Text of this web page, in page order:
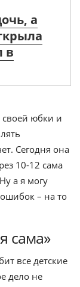
а
в
своей юбки и
Сегодня она
10-12 сама
а я могу
– на то
сама»
все детские
дело не